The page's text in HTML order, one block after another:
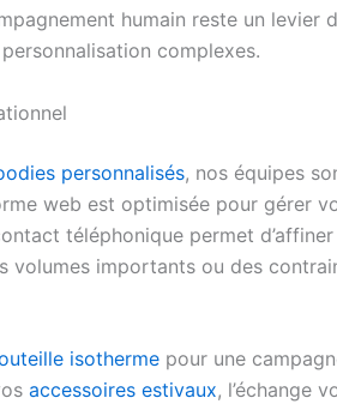
humain reste un levier
complexes.
personnalisés, nos équipes
web est optimisée pour gérer
téléphonique permet
volumes importants ou des
isotherme pour une
accessoires estivaux, l’échange